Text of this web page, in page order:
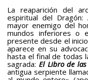
La reaparición del
espiritual del Dragón:
mayor enemigo del
mundos inferiores o
presente desde el
aparece en su
hasta el final de todas
sagrada: El Libro de las
antigua serpiente